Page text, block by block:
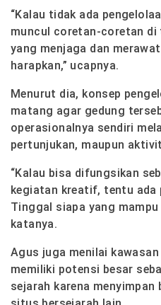
“Kalau tidak ada
muncul coretan-coretan di
yang menjaga dan
harapkan,” ucapnya.
Menurut dia, konsep
matang agar gedung
operasionalnya sendiri
pertunjukan, maupun
“Kalau bisa difungsikan
kegiatan kreatif, tentu ada
Tinggal siapa yang mampu
katanya.
Agus juga menilai
memiliki potensi besar
sejarah karena menyimpan